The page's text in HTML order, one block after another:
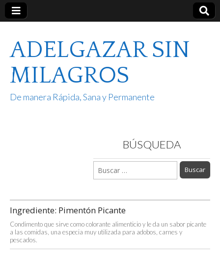
ADELGAZAR SIN
MILAGROS
De manera Rápida, Sana y Permanente
BÚSQUEDA
Buscar:
Ingrediente: Pimentón Picante
Condimento que sirve como colorante alimenticio y le da un sabor picante
a las comidas, una especia muy utilizada para adobos, carnes y
pescados.